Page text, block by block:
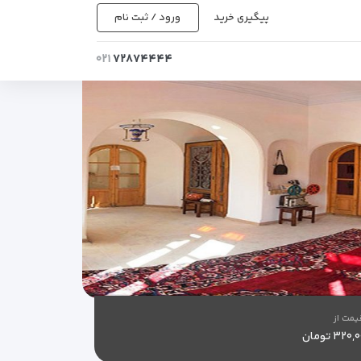
پیگیری خرید ورود / ثبت نام
۷۲۸۷۴۴۴۴۰۲۱
از
تومان